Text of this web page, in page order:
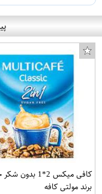
کافی میکس 2*1
برند مولتی کافه